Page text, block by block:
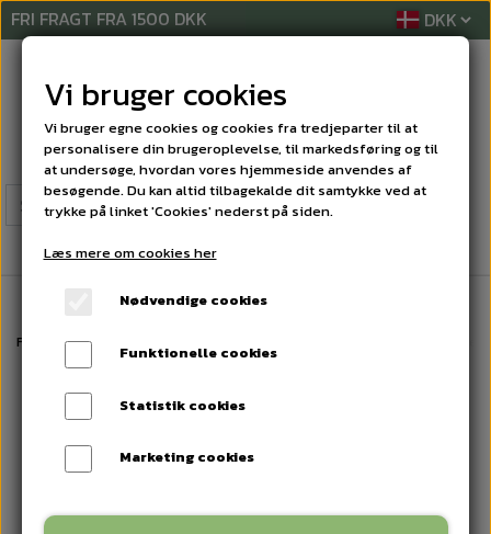
FRI FRAGT FRA 1500 DKK
Forside AFTØRRINGSPAPIR
Vi bruger cookies
Vi bruger egne cookies og cookies fra tredjeparter til at
personalisere din brugeroplevelse, til markedsføring og til
at undersøge, hvordan vores hjemmeside anvendes af
besøgende. Du kan altid tilbagekalde dit samtykke ved at
trykke på linket 'Cookies' nederst på siden.
Læs mere om cookies her
Nødvendige cookies
Funktionelle cookies
Statistik cookies
Marketing cookies